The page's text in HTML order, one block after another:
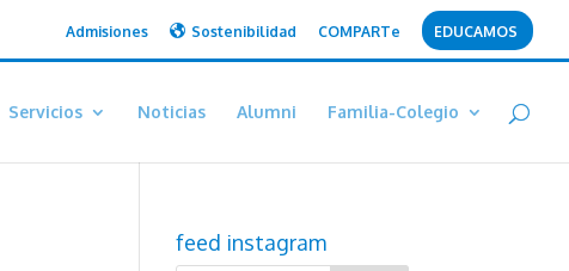
Admisiones Sostenibilidad COMPARTe EDUCAMOS
Servicios Noticias Alumni Familia-Colegio
feed instagram